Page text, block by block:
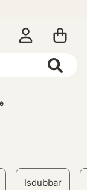
Isdubbar